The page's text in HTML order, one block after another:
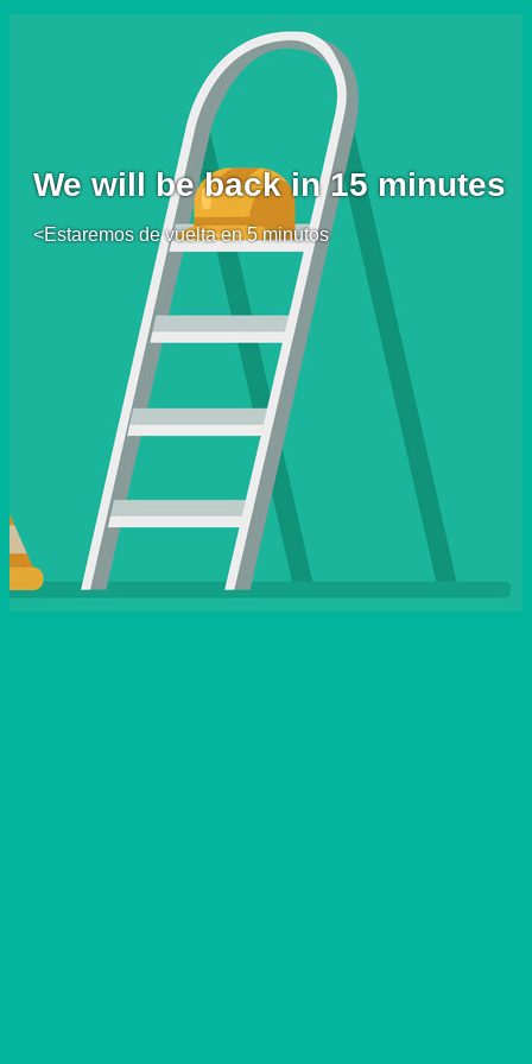
We will be back in 15 minutes
<Estaremos de vuelta en 5 minutos